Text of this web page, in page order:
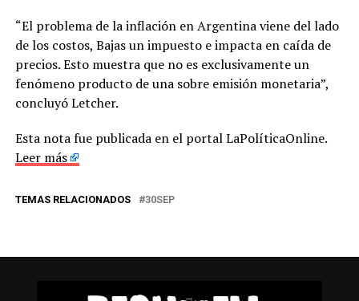
“El problema de la inflación en Argentina viene del lado
de los costos, Bajas un impuesto e impacta en caída de
precios. Esto muestra que no es exclusivamente un
fenómeno producto de una sobre emisión monetaria”,
concluyó Letcher.
Esta nota fue publicada en el portal LaPolíticaOnline.
Leer más
TEMAS RELACIONADOS 30SEP